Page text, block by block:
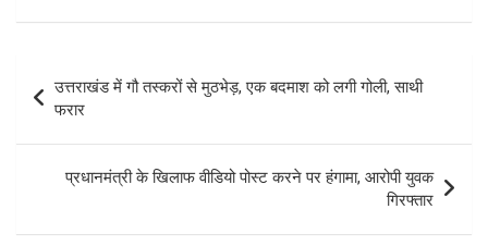
navigation
उत्तराखंड में गौ तस्करों से मुठभेड़, एक बदमाश को लगी गोली, साथी
फरार
प्रधानमंत्री के खिलाफ वीडियो पोस्ट करने पर हंगामा, आरोपी युवक
गिरफ्तार